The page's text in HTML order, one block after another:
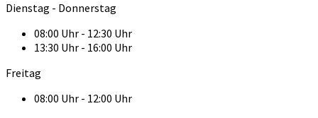
Dienstag - Donnerstag
08:00 Uhr - 12:30 Uhr
13:30 Uhr - 16:00 Uhr
Freitag
08:00 Uhr - 12:00 Uhr